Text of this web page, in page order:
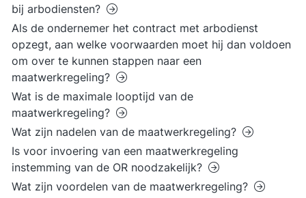
bij arbodiensten?
Als de ondernemer het contract met arbodienst
opzegt, aan welke voorwaarden moet hij dan voldoen
om over te kunnen stappen naar een
maatwerkregeling?
Wat is de maximale looptijd van de
maatwerkregeling?
Wat zijn nadelen van de maatwerkregeling?
Is voor invoering van een maatwerkregeling
instemming van de OR noodzakelijk?
Wat zijn voordelen van de maatwerkregeling?